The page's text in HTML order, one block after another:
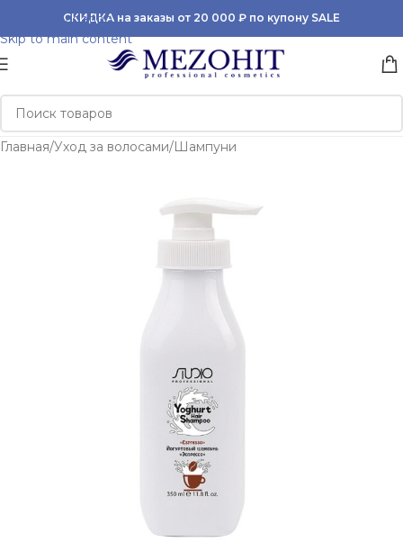
Skip to navigation
Skip to main content
СКИДКА на заказы от 20 000 ₽ по купону SALE
Главная/Уход за волосами/Шампуни